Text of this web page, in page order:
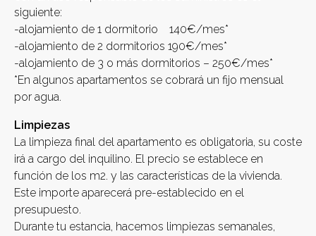
siguiente:
-alojamiento de 1 dormitorio 140€/mes*
-alojamiento de 2 dormitorios 190€/mes*
-alojamiento de 3 o más dormitorios – 250€/mes*
*En algunos apartamentos se cobrará un fijo mensual
por agua.
Limpiezas
La limpieza final del apartamento es obligatoria, su coste
irá a cargo del inquilino. El precio se establece en
función de los m2. y las características de la vivienda.
Este importe aparecerá pre-establecido en el
presupuesto.
Durante tu estancia, hacemos limpiezas semanales,